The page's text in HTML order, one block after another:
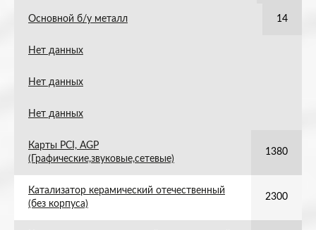
Основной б/у металл 14
Нет данных
Нет данных
Нет данных
Карты PCI, AGP
(Графические,звуковые,сетевые)
1380
Катализатор керамический отечественный
(без корпуса)
2300